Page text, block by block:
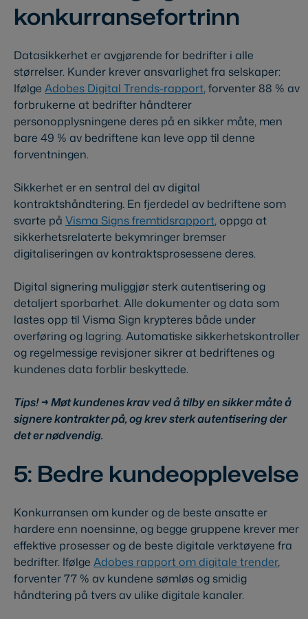
konkurransefortrinn
Datasikkerhet er avgjørende for bedrifter i alle
størrelser. Kunder krever ansvarlighet fra selskaper:
Ifølge Adobes Digital Trends-rapport, forventer 88 % av
forbrukerne at bedrifter håndterer
personopplysningene deres på en sikker måte, men
bare 49 % av bedriftene kan leve opp til denne
forventningen.
Sikkerhet er en sentral del av digital
kontraktshåndtering. En fjerdedel av bedriftene som
svarte på Visma Signs fremtidsrapport, oppga at
sikkerhetsrelaterte bekymringer bremser
digitaliseringen av kontraktsprosessene deres.
Digital signering muliggjør sterk autentisering og
detaljert sporbarhet. Alle dokumenter og data som
lastes opp til Visma Sign krypteres både under
overføring og lagring. Automatiske sikkerhetskontroller
og regelmessige revisjoner sikrer at bedriftenes og
kundenes data forblir beskyttede.
Tips! → Møt kundenes krav ved å tilby en sikker måte å
signere kontrakter på, og krev sterk autentisering der
det er nødvendig.
5: Bedre kundeopplevelse
Konkurransen om kunder og de beste ansatte er
hardere enn noensinne, og begge gruppene krever mer
effektive prosesser og de beste digitale verktøyene fra
bedrifter. Ifølge Adobes rapport om digitale trender,
forventer 77 % av kundene sømløs og smidig
håndtering på tvers av ulike digitale kanaler.